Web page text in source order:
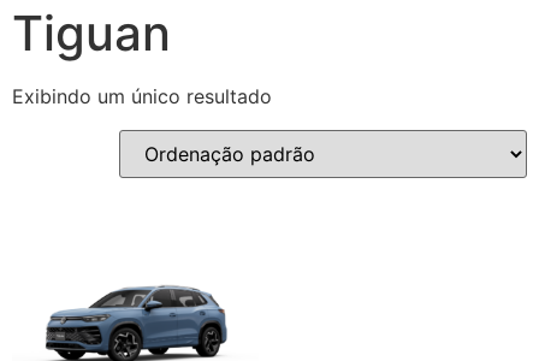
Tiguan
Exibindo um único resultado